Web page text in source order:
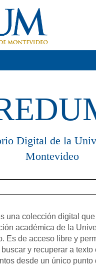
Digital de la
Montevideo
una colección digital
académica de la
Es de acceso libre y
y recuperar a texto
desde un único punto